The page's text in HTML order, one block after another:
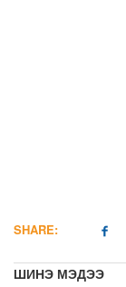
SHARE:
ШИНЭ МЭДЭЭ